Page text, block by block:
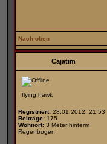
Nach oben
Cajatim
flying hawk
Registriert: 28.01.2012, 21:53
Beiträge: 175
Wohnort: 3 Meter hinterm
Regenbogen